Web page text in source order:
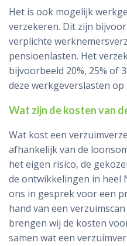
Het is ook mogelijk
verzekeren. Dit zijn
verplichte
pensioenlasten. Het
bijvoorbeeld 20%, 25% of
deze werkgeverslasten op
Wat zijn de kosten van
Wat kost een
afhankelijk van de
het eigen risico, de
de ontwikkelingen in heel
ons in gesprek voor een
hand van een
brengen wij de kosten
samen wat een